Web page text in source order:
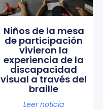
Niños de la mesa
de participación
vivieron la
experiencia de la
discapacidad
visual a través del
braille
Leer noticia